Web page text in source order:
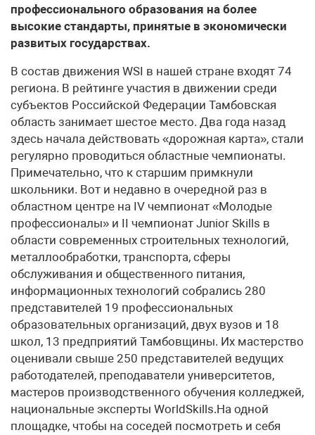
профессионального образования на более
высокие стандарты, принятые в экономически
развитых государствах.
В состав движения WSI в нашей стране входят 74
региона. В рейтинге участия в движении среди
субъектов Российской Федерации Тамбовская
область занимает шестое место. Два года назад
здесь начала действовать «дорожная карта», стали
регулярно проводиться областные чемпионаты.
Примечательно, что к старшим примкнули
школьники. Вот и недавно в очередной раз в
областном центре на IV чемпионат «Молодые
профессионалы» и II чемпионат Junior Skills в
области современных строительных технологий,
металлообработки, транспорта, сферы
обслуживания и общественного питания,
информационных технологий собрались 280
представителей 19 профессиональных
образовательных организаций, двух вузов и 18
школ, 13 предприятий Тамбовщины. Их мастерство
оценивали свыше 250 представителей ведущих
работодателей, преподаватели университетов,
мастеров производственного обучения колледжей,
национальные эксперты WorldSkills.На одной
площадке, чтобы на соседей посмотреть и себя